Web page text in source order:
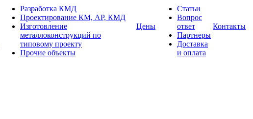
Разработка КМД
Проектирование КМ, АР, КМД
Изготовление
металлоконструкций по
типовому проекту
Прочие объекты
Цены
Статьи
Вопрос
ответ
Партнеры
Доставка
и оплата
Контакты